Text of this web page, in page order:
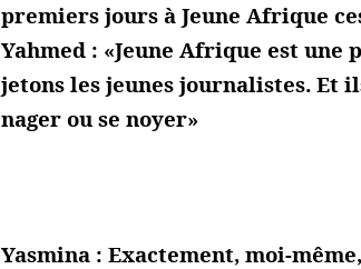
premiers jours à Jeune Afrique
Yahmed : «Jeune Afrique est une
jetons les jeunes journalistes. Et
nager ou se noyer»
Yasmina : Exactement, moi-